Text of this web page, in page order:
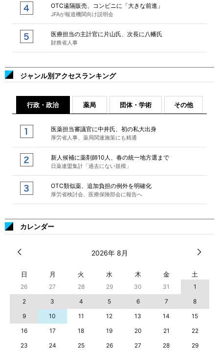
OTC遠隔販売、コンビニに「大きな前進」
JFAが報道機関向け説明会
医療担当の主計官に片山氏、次長に八幡氏
財務省人事
ジャンル別アクセスランキング
行政・政治 薬局 団体・学術 その他
医薬担当審議官に中井氏、初の私大出身
厚労省人事、薬局関連施策にも精通
新人候補に薬剤師10人、春の統一地方選まで
日薬連盟集計「過去にない規模」
OTC類似薬、追加負担の例外を明確化
厚労省検討会、医療保険部会に報告へ
カレンダー
2026年 8月
日 月 火 水 木 金 土
26 27 28 29 30 31
1
2
3 4 5 6 7
8
9
10 11 12 13 14
15
16
17 18 19 20 21
22
23
24 25 26 27 28
29